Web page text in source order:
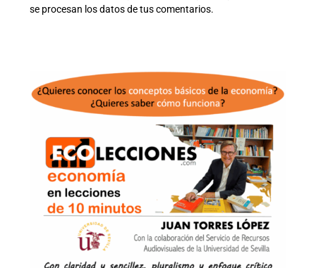
se procesan los datos de tus comentarios.